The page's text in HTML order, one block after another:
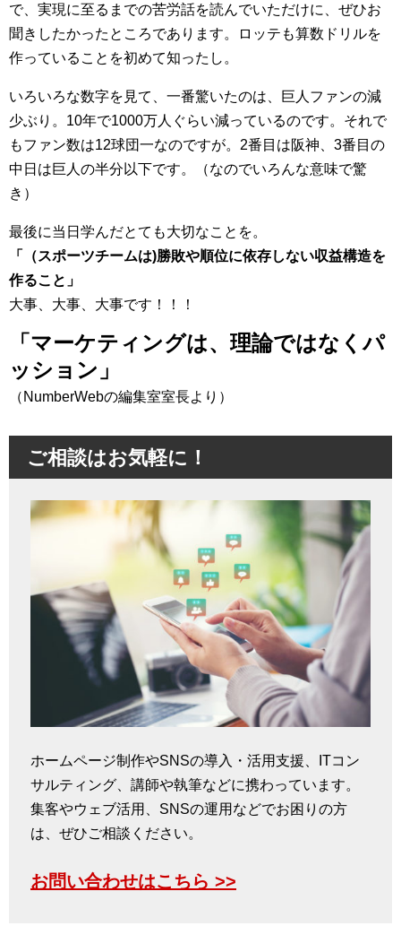
で、実現に至るまでの苦労話を読んでいただけに、ぜひお
聞きしたかったところであります。ロッテも算数ドリルを
作っていることを初めて知ったし。
いろいろな数字を見て、一番驚いたのは、巨人ファンの減
少ぶり。10年で1000万人ぐらい減っているのです。それで
もファン数は12球団一なのですが。2番目は阪神、3番目の
中日は巨人の半分以下です。（なのでいろんな意味で驚
き）
最後に当日学んだとても大切なことを。
「（スポーツチームは)勝敗や順位に依存しない収益構造を
作ること」
大事、大事、大事です！！！
「マーケティングは、理論ではなくパ
ッション」
（NumberWebの編集室室長より）
ご相談はお気軽に！
ホームページ制作やSNSの導入・活用支援、ITコン
サルティング、講師や執筆などに携わっています。
集客やウェブ活用、SNSの運用などでお困りの方
は、ぜひご相談ください。
お問い合わせはこちら >>